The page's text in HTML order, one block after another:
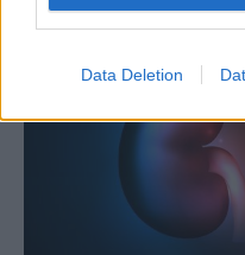
Data Deletion